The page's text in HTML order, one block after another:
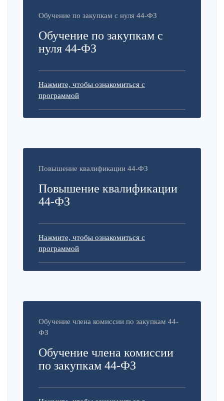
Обучение по закупкам с нуля 44-ФЗ
Обучение по закупкам с
нуля 44-ФЗ
Нажмите, чтобы ознакомиться с
программой
Повышение квалификации 44-ФЗ
Повышение квалификации
44-ФЗ
Нажмите, чтобы ознакомиться с
программой
Обучение члена комиссии по закупкам 44-
ФЗ
Обучение члена комиссии
по закупкам 44-ФЗ